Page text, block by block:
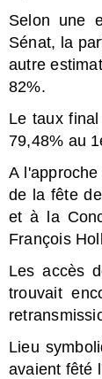
Selon une
Sénat, la
autre
82%.
Le taux
79,48% au
A
de la fête
et à la
François
Les accès
trouvait
Lieu
avaient fêté